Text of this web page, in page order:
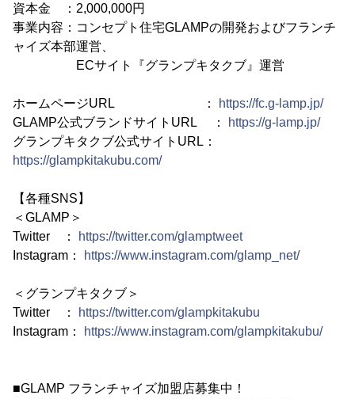
資本金 ：2,000,000円
事業内容：コンセプト住宅GLAMPの開発およびフランチ
ャイズ本部運営、
ECサイト『グランプキタクブ』運営
ホームページURL ：
https://fc.g-lamp.jp/
GLAMP公式ブランドサイトURL ：
https://g-lamp.jp/
グランプキタクブ公式サイトURL：
https://glampkitakubu.com/
【各種SNS】
＜GLAMP＞
Twitter ：
https://twitter.com/glamptweet
Instagram：
https://www.instagram.com/glamp_net/
＜グランプキタクブ＞
Twitter ：
https://twitter.com/glampkitakubu
Instagram：
https://www.instagram.com/glampkitakubu/
■GLAMP フランチャイズ加盟店募集中！